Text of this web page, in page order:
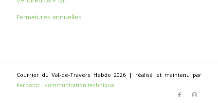
Fermetures annuelles
Courrier du Val-de-Travers Hebdo 2026 | réalisé et maintenu par
Karbonic - communication technique